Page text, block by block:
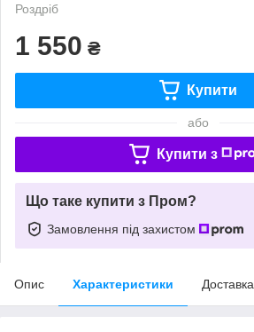
Роздріб
1 550 ₴
Купити
або
Купити з
Що таке купити з Пром?
Замовлення під захистом
Опис Характеристики Доставка